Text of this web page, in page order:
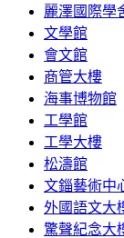
麗澤國際學
文學館
會文館
商管大樓
海事博物館
工學館
工學大樓
松濤館
文錙藝術中
外國語文大
驚聲紀念大